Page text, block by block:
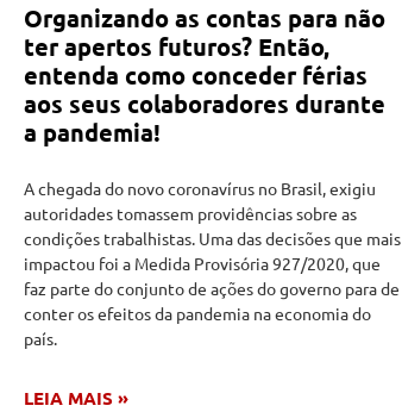
Organizando as contas para não
ter apertos futuros? Então,
entenda como conceder férias
aos seus colaboradores durante
a pandemia!
A chegada do novo coronavírus no Brasil, exigiu
autoridades tomassem providências sobre as
condições trabalhistas. Uma das decisões que mais
impactou foi a Medida Provisória 927/2020, que
faz parte do conjunto de ações do governo para de
conter os efeitos da pandemia na economia do
país.
LEIA MAIS »